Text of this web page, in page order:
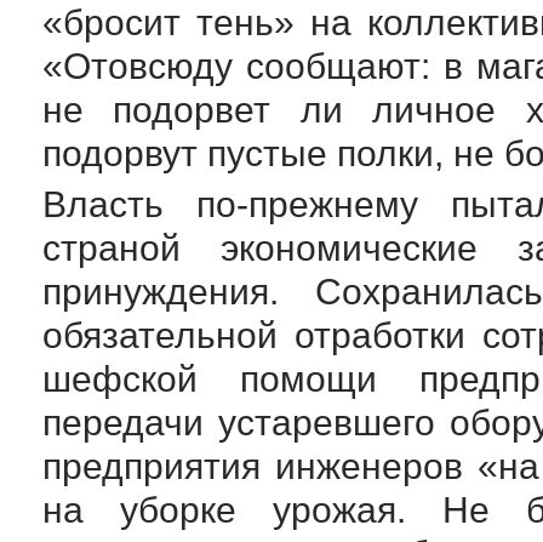
«бросит тень» на
«Отовсюду сообщают: в
не подорвет ли личное
подорвут пустые полки, не
Власть по-прежнему
страной экономические
принуждения.
обязательной отработки
шефской помощи
передачи устаревшего
предприятия инженеров
на уборке урожая. Не